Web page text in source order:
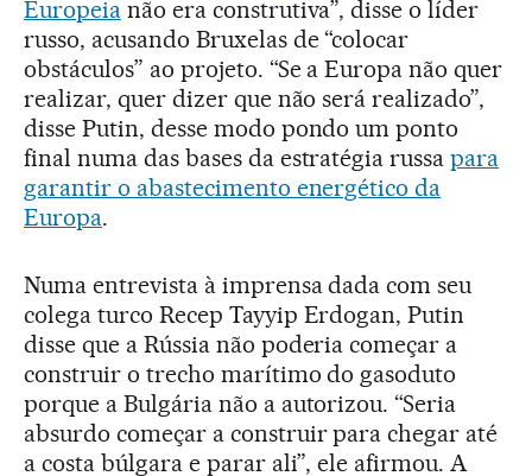
Europeianão era construtiva”, disse o líder
russo, acusando Bruxelas de “colocar
obstáculos” ao projeto. “Se a Europa não quer
realizar, quer dizer que não será realizado”,
disse Putin, desse modo pondo um ponto
final numa das bases da estratégia russapara
garantir o abastecimento energético da
Europa.
Numa entrevista à imprensa dada com seu
colega turco Recep Tayyip Erdogan, Putin
disse que a Rússia não poderia começar a
construir o trecho marítimo do gasoduto
porque a Bulgária não a autorizou. “Seria
absurdo começar a construir para chegar até
a costa búlgara e parar ali”, ele afirmou. A